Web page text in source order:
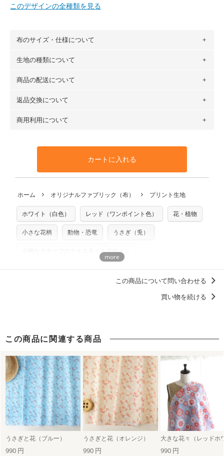
このデザインの全種類を見る
布のサイズ・仕様について
布の長さは50cm単位での販売になります。
場合 → 購入数量「7」
※カットを希望の方は備考欄に「50cmずつカット希望」など
ご記載ください（50cm単位でのカットのみ）
プリント布の仕様についてもっと詳しく見る
生地の種類について
・現在、すべてのデザインのプリントに使用している生地は
ットン（ダブルガーゼ）・100％コットン（ローン）・コッ
トンリネン（ビエラ織）・100％コットン（ツイル）・
100％コットン（キャンバス・11号帆布）です。
生地見本サンプル（無料）を購入する
商品の配送について
・ネコポスでの配送は、布は2mまで型紙は2個までとなりま
も送料の表示が600円となり宅急便での配送となります。
となります。
※万が一、検品時に不備が見つかった場合は、4～5営業日後
※土日祝は営業日に含まれません。
※配送日のご指定は承れません。出来上がり次第、順次発送
返品交換について
・布はご注文後に注文数量のみをプリントするため、
購入後
や用尺をお間違えのないようお願いします。思っていた色味
と違う、などの理由での返品は承れません。予めご了承くだ
商用利用について
利用いただけます。「nunocoto fabric使用」といった記載
も不要です。（製品化した際に起こる全ての問題、クレーム
いませんのでご了承ください）
※有料型紙（ホームソーイング型紙シリーズ）および柄がえ
らべるキットに付属された型紙は商用利用できませんのでご
注意ください。型紙自体の転用・販売および型紙を使用して
商用利用についての詳細はこちら
カートに入れる
ホーム オリジナルファブリック（布） プリント生地
ホワイト（白色） レッド（ワンポイント色） 花・植物
小さな花柄 動物・恐竜 うさぎ（兎）
小柄なモチーフのテキスタイルデザイン
甚平におすすめの柄・デザイン
この商品について問い合わせる
買い物を続ける
この商品に関連する商品
うさぎと花（ブルー） うさぎと花（オレンジ）
990 円 990 円 990 円